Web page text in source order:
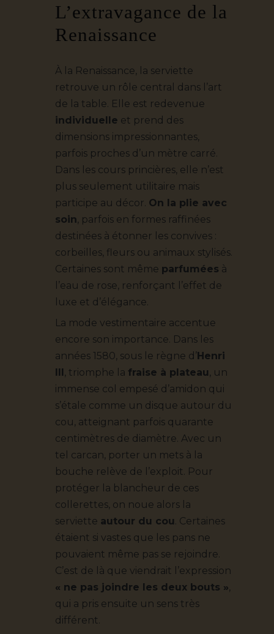
L’extravagance de la
Renaissance
À la Renaissance, la serviette
retrouve un rôle central dans l’art
de la table. Elle est redevenue
individuelle et prend des
dimensions impressionnantes,
parfois proches d’un mètre carré.
Dans les cours princières, elle n’est
plus seulement utilitaire mais
participe au décor. On la plie avec
soin , parfois en formes raffinées
destinées à étonner les convives :
corbeilles, fleurs ou animaux stylisés.
Certaines sont même parfumées à
l’eau de rose, renforçant l’effet de
luxe et d’élégance.
La mode vestimentaire accentue
encore son importance. Dans les
années 1580, sous le règne d’Henri
III , triomphe la fraise à plateau , un
immense col empesé d’amidon qui
s’étale comme un disque autour du
cou, atteignant parfois quarante
centimètres de diamètre. Avec un
tel carcan, porter un mets à la
bouche relève de l’exploit. Pour
protéger la blancheur de ces
collerettes, on noue alors la
serviette autour du cou . Certaines
étaient si vastes que les pans ne
pouvaient même pas se rejoindre.
C’est de là que viendrait l’expression
« ne pas joindre les deux bouts »
qui a pris ensuite un sens très
différent.